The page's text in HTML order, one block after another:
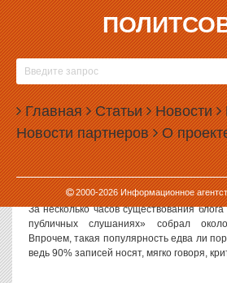
Главная Статьи Новости
Новости партнеров О
2000-2026Информационное
17.09.2010, 08:44
АЛЕКСАНДР МИШАРИН ЗА
АНТИГЕРОЕМ БЛОГОСФЕРЫ
Первая же запись в блоге губернатора
Александра Мишарина за полдня
популярности в топе 15 самых
журнала», сообщает «Интерфакс-Урал».
За несколько часов существования
публичных слушаниях» собрал
Впрочем, такая популярность едва ли
ведь 90% записей носят, мягко говоря,